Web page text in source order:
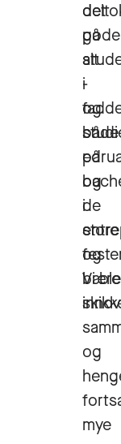
det
gode
-
og
på
i
og
på
alt
i
både
og
de
store
Vi ble
og
mye